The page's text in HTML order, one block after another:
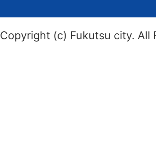
Copyright (c) Fukutsu city. All